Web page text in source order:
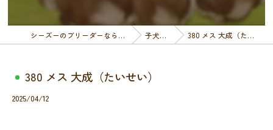
シーズーのブリーダーなら天使道場 子犬一覧 380 メス 大成（たいせい）
380 メス 大成（たいせい）
2025/04/12